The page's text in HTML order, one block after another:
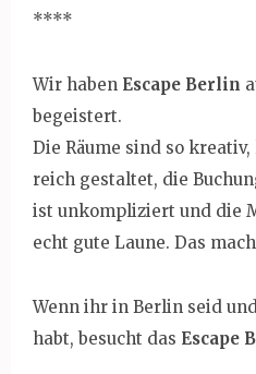
****
Wir haben Escape Berlin
begeistert.
Die Räume sind so
reich gestaltet, die
ist unkompliziert und die
echt gute Laune. Das
Wenn ihr in Berlin seid
habt, besucht das Escape